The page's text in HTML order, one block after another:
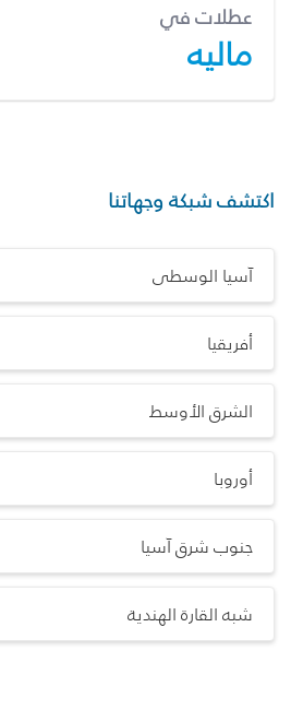
عطلات في
ماليه
اكتشف شبكة وجهاتنا
آسيا الوسطى
أفريقيا
الشرق الأوسط
أوروبا
جنوب شرق آسيا
شبه القارة الهندية